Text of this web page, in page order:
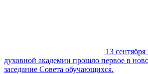
13
духовной академии прошло первое в
заседание Совета обучающихся.